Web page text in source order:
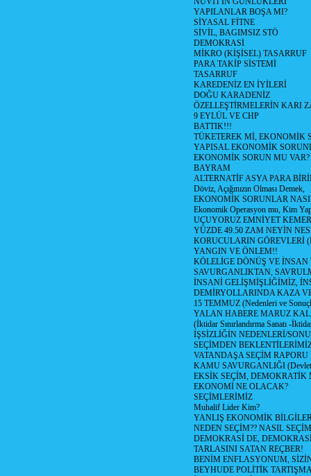
YAPILANLAR BOŞA MI?
SİYASAL FİTNE
SİVİL, BAGIMSIZ STÖ
DEMOKRASİ
MİKRO (KİŞİSEL) TASARRUF
PARA TAKİP SİSTEMİ
TASARRUF
KAREDENİZ EN İYİLERİ
DOĞU KARADENİZ
ÖZELLEŞTİRMELERİN KARI
9 EYLÜL VE CHP
BATTIK!!!
TÜKETEREK Mİ, EKONOMİK
YAPISAL EKONOMİK
EKONOMİK SORUN MU VAR?
BAYRAM
ALTERNATİF ASYA PARA
Döviz, Açığınızın Olması Demek,
EKONOMİK SORUNLAR
Ekonomik Operasyon mu, Kim
UÇUYORUZ EMNİYET
YÜZDE 49.50 ZAM NEYİN
KORUCULARIN GÖREVLERİ
YANGIN VE ÖNLEM!!
KÖLELİGE DÖNÜŞ VE İNSAN
SAVURGANLIKTAN,
İNSANİ GELİŞMİŞLİĞİMİZ,
DEMİRYOLLARINDA KAZA
15 TEMMUZ (Nedenleri ve
YALAN HABERE MARUZ
(İktidar Sınırlandırma Sanatı -
İŞSİZLİĞİN NEDENLERİ/
SEÇİMDEN
VATANDAŞA SEÇİM RAPORU
KAMU SAVURGANLIĞI (Devlet
EKSİK SEÇİM, DEMOKRATİK
EKONOMİ NE OLACAK?
SEÇİMLERİMİZ
Muhalif Lider Kim?
YANLIŞ EKONOMİK
NEDEN SEÇİM?? NASIL
DEMOKRASİ DE,
TARLASINI SATAN REÇBER!
BENİM ENFLASYONUM,
BEYHUDE POLİTİK